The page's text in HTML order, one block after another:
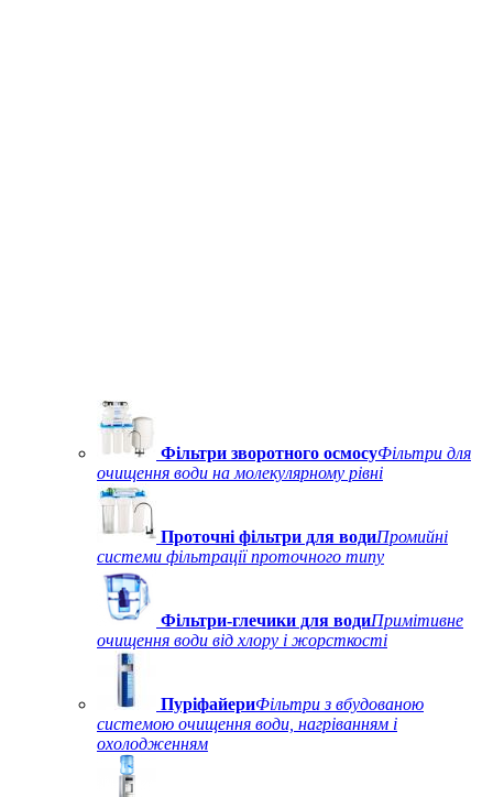
Фільтри зворотного осмосуФільтри для
очищення води на молекулярному рівні
Проточні фільтри для водиПромийні
системи фільтрації проточного типу
Фільтри-глечики для водиПримітивне
очищення води від хлору і жорсткості
ПуріфайериФільтри з вбудованою
системою очищення води, нагріванням і
охолодженням